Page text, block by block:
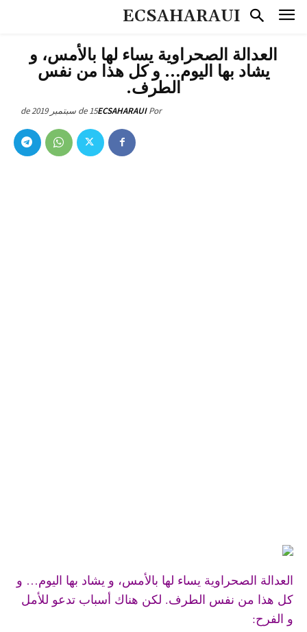
ECSAHARAUI
العدالة الصحراوية يساء لها بالأمس، و
يشاد بها اليوم… و كل هذا من نفس
الطرف.
Por
ECSAHARAUI15 de سبتمبر de 2019
العدالة الصحراوية يساء لها بالأمس، و يشاد بها اليوم… و
كل هذا من نفس الطرف. لكن هناك أسباب تدعو للأمل
و الفرح: